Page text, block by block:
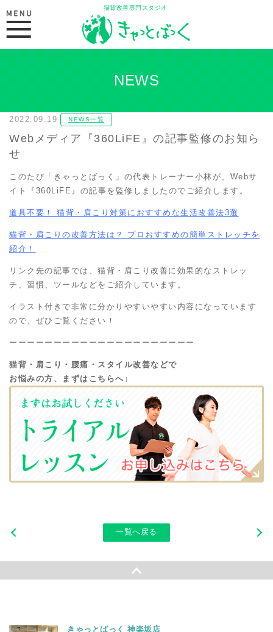
猫背改善専門スタジオ
MENU
NEWS
2022.09.19 NEWS一覧
Webメディア『360LiFE』の記事監修のお知ら
せ
このたび「きゃっとばっく」の代表トレーナー小林が、Webサ
イト『360LiFE』の記事を監修しましたのでご紹介します。
道具不要！ 猫背・肩こり対策におすすめな生活改善法3選
猫背・肩こりの改善方法は？ プロおすすめの簡単ストレッチを
紹介！
リンク先の記事では、猫背・肩こり改善に効果的なストレッ
チ、習慣、ツールなどをご紹介しています。
イラスト付きで非常に分かりやすいやすい内容になっています
ので、ぜひご覧ください！
ーーーーーーーーーーーーーーーーーーーーー
猫背・肩こり・腰痛・スタイル改善などで
お悩みの方、まずはこちらへ↓
一覧へ戻る
きゃっとばっく 神楽坂店